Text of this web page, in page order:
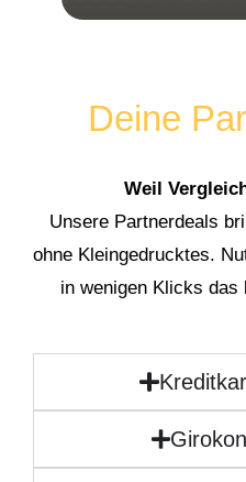
Deine
Weil
Unsere Partnerdeals
ohne Kleingedrucktes.
in wenigen Klicks das